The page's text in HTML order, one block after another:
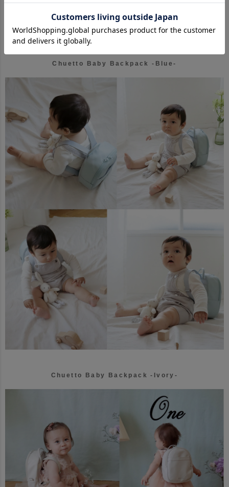
Chuetto Baby Backpack -Blue-
Chuetto Baby Backpack -Ivory-